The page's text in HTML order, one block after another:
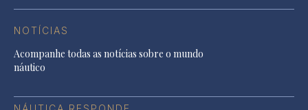
NOTÍCIAS
Acompanhe todas as notícias sobre o mundo
náutico